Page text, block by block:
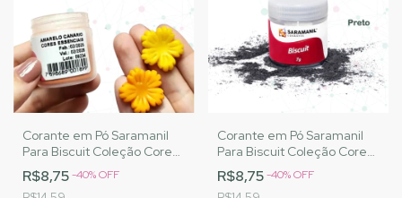
Corante em Pó Saramanil
Para Biscuit Coleção Cores
Essenciais - Amarelo
Canário
R$8,75-40%OFF
Corante em Pó Saramanil
Para Biscuit Coleção Cores
Básicas - Preto
R$8,75-40%OFF